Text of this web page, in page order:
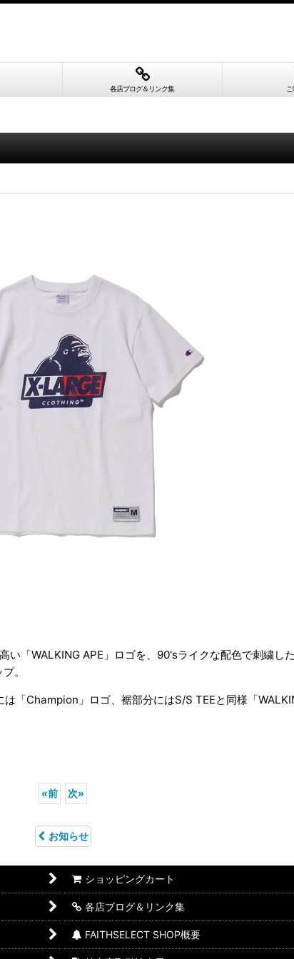
各店ブログ＆リンク集
「WALKING APE」ロゴを、90'sライクな配色で刺繍し
。
「Champion」ロゴ、裾部分にはS/S TEEと同様「
«前 次»
お知らせ
ショッピングカート
各店ブログ＆リンク集
FAITHSELECT SHOP概要